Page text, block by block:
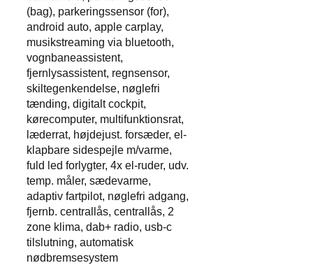
(bag), parkeringssensor (for),
android auto, apple carplay,
musikstreaming via bluetooth,
vognbaneassistent,
fjernlysassistent, regnsensor,
skiltegenkendelse, nøglefri
tænding, digitalt cockpit,
kørecomputer, multifunktionsrat,
læderrat, højdejust. forsæder, el-
klapbare sidespejle m/varme,
fuld led forlygter, 4x el-ruder, udv.
temp. måler, sædevarme,
adaptiv fartpilot, nøglefri adgang,
fjernb. centrallås, centrallås, 2
zone klima, dab+ radio, usb-c
tilslutning, automatisk
nødbremsesystem